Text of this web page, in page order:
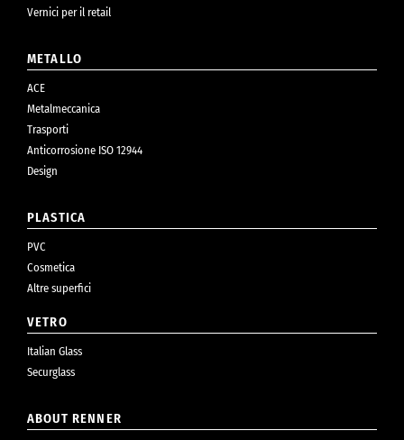
Vernici per il retail
METALLO
ACE
Metalmeccanica
Trasporti
Anticorrosione ISO 12944
Design
PLASTICA
PVC
Cosmetica
Altre superfici
VETRO
Italian Glass
Securglass
ABOUT RENNER